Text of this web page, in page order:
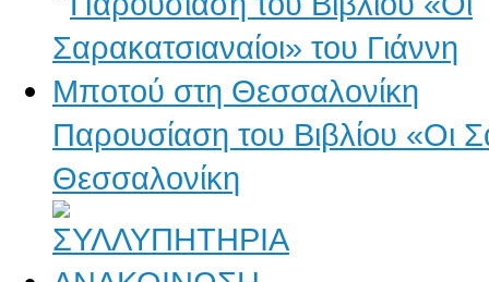
Παρουσίαση του Βιβλίου «Οι
Θεσσαλονίκη